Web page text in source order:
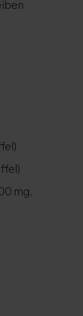
mg,